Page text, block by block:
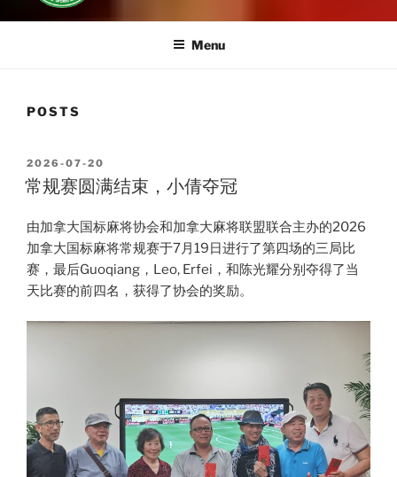
Menu
POSTS
POSTED
ON
2026-07-20
常规赛圆满结束，小倩夺冠
由加拿大国标麻将协会和加拿大麻将联盟联合主办的2026
加拿大国标麻将常规赛于7月19日进行了第四场的三局比
赛，最后Guoqiang，Leo, Erfei，和陈光耀分别夺得了当
天比赛的前四名，获得了协会的奖励。